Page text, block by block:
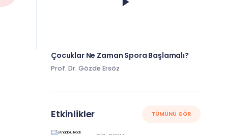
Çocuklar Ne Zaman Spora Başlamalı?
Prof. Dr. Gözde Ersöz
Etkinlikler TÜMÜNÜ GÖR